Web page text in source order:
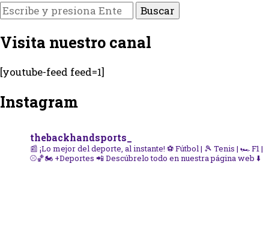
¿Buscas
algo?
Visita nuestro canal
[youtube-feed feed=1]
Instagram
thebackhandsports_
📰 ¡Lo mejor del deporte, al instante! ⚽ Fútbol | 🎾 Tenis | 🏎️ F1 |
⚾🏀🏍️ +Deportes 📲 Descúbrelo todo en nuestra página web ⬇️